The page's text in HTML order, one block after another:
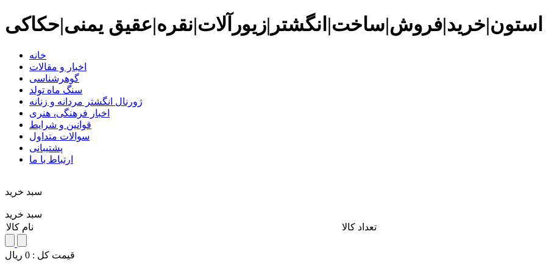
استون|خرید|فروش|ساخت|انگشتر|زیورآلات|نقره|عقیق یمنی|حکاکی
خانه
اخبار و مقالات
گوهرشناسی
سنگ ماه تولد
ژورنال انگشتر مردانه و زنانه
اخبار فرهنگی، هنری
قوانین و شرایط
سوالات متداول
پشتیبانی
ارتباط با ما
سبد خريد
سبد خرید
نام کالا
تعداد کالا
قيمت کل : 0 ريال